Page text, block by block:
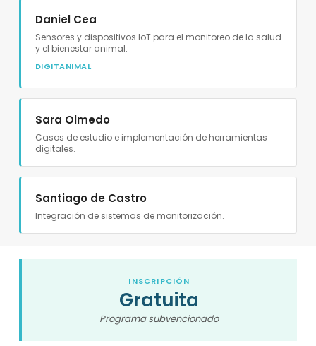
Daniel Cea
Sensores y dispositivos IoT para el monitoreo de la salud
y el bienestar animal.
DIGITANIMAL
Sara Olmedo
Casos de estudio e implementación de herramientas
digitales.
Santiago de Castro
Integración de sistemas de monitorización.
INSCRIPCIÓN
Gratuita
Programa subvencionado